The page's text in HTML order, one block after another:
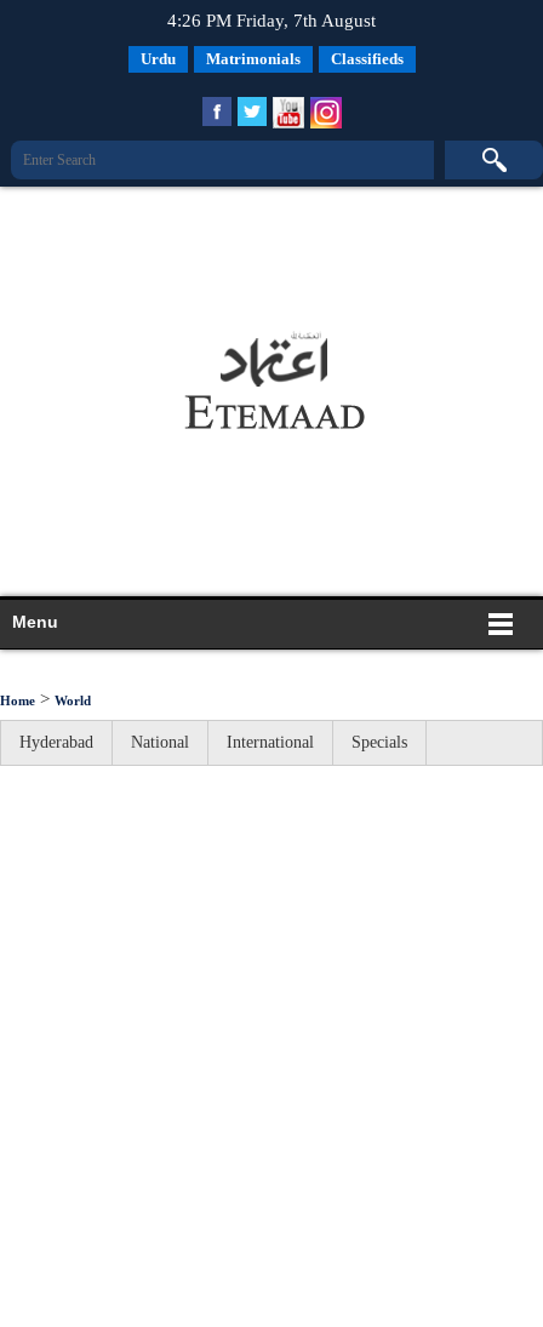
4:26 PM Friday, 7th August
Urdu Matrimonials Classifieds
Menu
Home > World
Hyderabad National International Specials